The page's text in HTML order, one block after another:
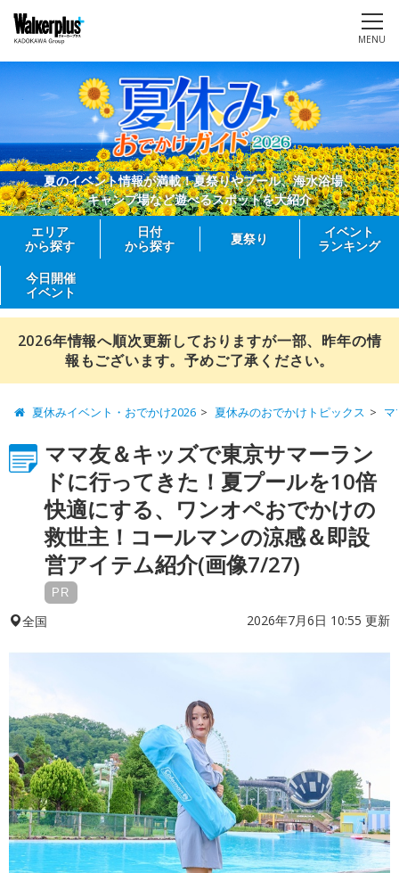
MENU
夏のイベント情報が満載！夏祭りやプール、海水浴場、
キャンプ場など遊べるスポットを大紹介
エリア
から探す
日付
から探す
夏祭り
イベント
ランキング
今日開催
イベント
2026年情報へ順次更新しておりますが一部、昨年の情
報もございます。予めご了承ください。
夏休みイベント・おでかけ2026 夏休みのおでかけトピックス マ
ママ友＆キッズで東京サマーラン
ドに行ってきた！夏プールを10倍
快適にする、ワンオペおでかけの
救世主！コールマンの涼感＆即設
営アイテム紹介(画像7/27)
PR
全国 2026年7月6日 10:55 更新